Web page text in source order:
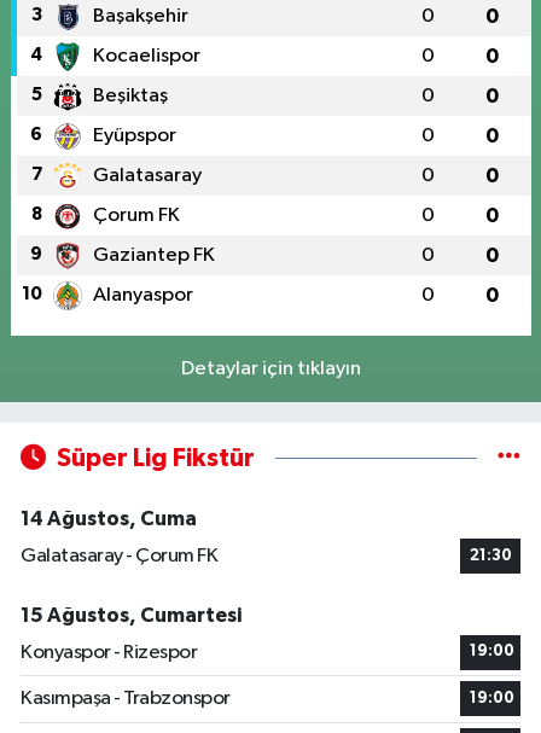
3 Başakşehir 0 0
4 Kocaelispor 0 0
5 Beşiktaş 0 0
6 Eyüpspor 0 0
7 Galatasaray 0 0
8 Çorum FK 0 0
9 Gaziantep FK 0 0
10 Alanyaspor 0 0
Detaylar için tıklayın
Süper Lig Fikstür
14 Ağustos, Cuma
Galatasaray - Çorum FK
21:30
15 Ağustos, Cumartesi
Konyaspor - Rizespor
19:00
Kasımpaşa - Trabzonspor 19:00